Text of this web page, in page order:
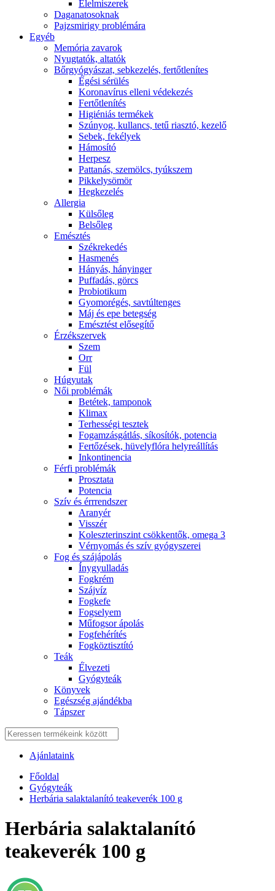
É́lelmiszerek
Daganatosoknak
Pajzsmirigy problémára
Egyéb
Memória zavarok
Nyugtatók, altatók
Bőrgyógyászat, sebkezelés, fertőtlenítes
É́gési sérülés
Koronavírus elleni védekezés
Fertőtlenítés
Higiéniás termékek
Szúnyog, kullancs, tetű riasztó, kezelő
Sebek, fekélyek
Hámosító
Herpesz
Pattanás, szemölcs, tyúkszem
Pikkelysömör
Hegkezelés
Allergia
Külsőleg
Belsőleg
Emésztés
Székrekedés
Hasmenés
Hányás, hányinger
Puffadás, görcs
Probiotikum
Gyomorégés, savtúltenges
Máj és epe betegség
Emésztést elősegítő
Érzékszervek
Szem
Orr
Fül
Húgyutak
Női problémák
Betétek, tamponok
Klimax
Terhességi tesztek
Fogamzásgátlás, síkosítók, potencia
Fertőzések, hüvelyflóra helyreállítás
Inkontinencia
Férfi problémák
Prosztata
Potencia
Szív és érrrendszer
Aranyér
Visszér
Koleszterinszint csökkentők, omega 3
Vérnyomás és szív gyógyszerei
Fog és szájápolás
Í́nygyulladás
Fogkrém
Szájvíz
Fogkefe
Fogselyem
Műfogsor ápolás
Fogfehérítés
Fogköztisztító
Teák
É́lvezeti
Gyógyteák
Könyvek
Egészség ajándékba
Tápszer
Ajánlataink
Főoldal
Gyógyteák
Herbária salaktalanító teakeverék 100 g
Herbária salaktalanító
teakeverék 100 g